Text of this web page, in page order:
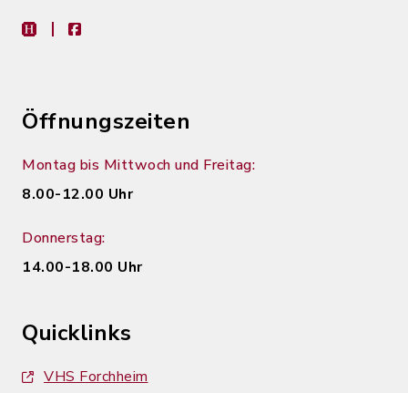
heimat-infofacebook
Öffnungszeiten
Montag bis Mittwoch und Freitag:
8.00-12.00 Uhr
Donnerstag:
14.00-18.00 Uhr
Quicklinks
VHS Forchheim